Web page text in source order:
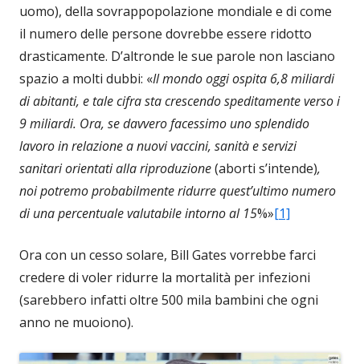
uomo), della sovrappopolazione mondiale e di come
il numero delle persone dovrebbe essere ridotto
drasticamente. D’altronde le sue parole non lasciano
spazio a molti dubbi: «Il mondo oggi ospita 6,8 miliardi
di abitanti, e tale cifra sta crescendo speditamente verso i
9 miliardi. Ora, se davvero facessimo uno splendido
lavoro in relazione a nuovi vaccini, sanità e servizi
sanitari orientati alla riproduzione(aborti s’intende),
noi potremo probabilmente ridurre quest’ultimo numero
di una percentuale valutabile intorno al 15%»[1]
Ora con un cesso solare, Bill Gates vorrebbe farci
credere di voler ridurre la mortalità per infezioni
(sarebbero infatti oltre 500 mila bambini che ogni
anno ne muoiono).